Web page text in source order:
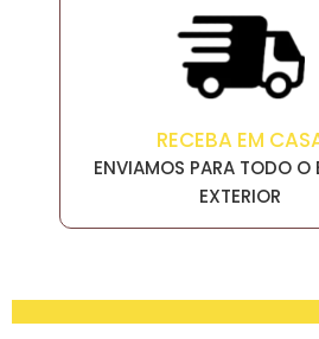
RECEBA EM
ENVIAMOS PARA TODO O
EXTERIOR